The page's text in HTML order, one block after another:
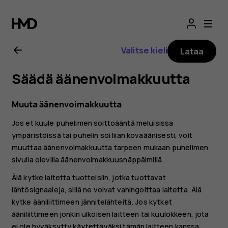
Nokia
C22
käyttöopas
Valitse kieli Lataa
Säädä äänenvoimakkuutta
Muuta äänenvoimakkuutta
Jos et kuule puhelimen soittoääntä meluisissa
ympäristöissä tai puhelin soi liian kovaäänisesti, voit
muuttaa äänenvoimakkuutta tarpeen mukaan puhelimen
sivulla olevilla äänenvoimakkuusnäppäimillä.
Älä kytke laitetta tuotteisiin, jotka tuottavat
lähtösignaaleja, sillä ne voivat vahingoittaa laitetta. Älä
kytke ääniliittimeen jännitelähteitä. Jos kytket
ääniliittimeen jonkin ulkoisen laitteen tai kuulokkeen, jota